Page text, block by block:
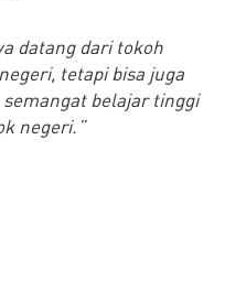
datang dari tokoh
tetapi bisa juga
belajar tinggi
negeri.”